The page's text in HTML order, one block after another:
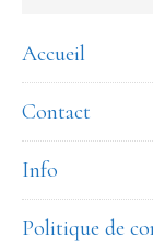
Accueil
Contact
Info
Politique de